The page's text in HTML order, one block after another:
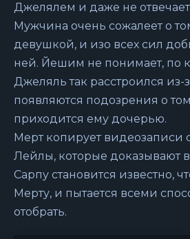
Джелялем и даже не отвечает
Мужчина очень сожалеет о
девушкой, и изо всех сил
ней. Йешим не понимает, по
Джеляль так расстроился из-
появляются подозрения о
приходится ему дочерью.
Мерт копирует
Лейлы, которые доказывают
Сарпу становится известно,
Мерту, и пытается всеми
отобрать.